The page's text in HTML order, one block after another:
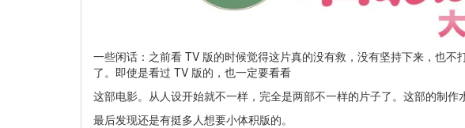
一些闲话：之前看 TV 版的时候觉得这片真的没有救，没有坚持下来，也
了。即使是看过 TV 版的，也一定要看看
这部电影。从人设开始就不一样，完全是两部不一样的片子了。这部的制
最后发现还是有挺多人想要小体积版的。